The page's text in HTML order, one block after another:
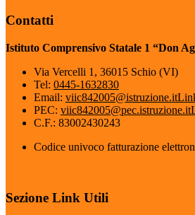
Contatti
Istituto Comprensivo Statale 1 “Don
Via Vercelli 1, 36015 Schio (VI)
Tel: 0445-1632830
Email: viic842005@istruzione.it
PEC: viic842005@pec.istruzione.it
C.F.: 83002430243
Codice univoco fatturazione
Sezione Link Utili